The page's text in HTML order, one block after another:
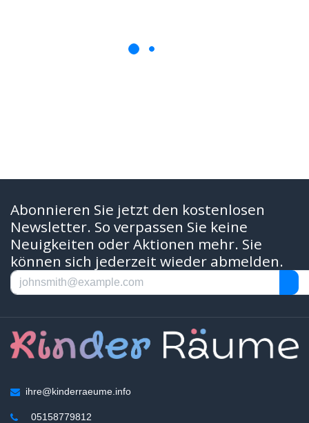
Abonnieren Sie jetzt den kostenlosen
Newsletter. So verpassen Sie keine
Neuigkeiten oder Aktionen mehr. Sie
können sich jederzeit wieder abmelden.
ihre@kinderraeume.info
05158779812